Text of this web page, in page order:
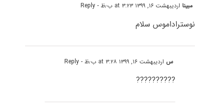
مبینااردیبهشت ۱۶, ۱۳۹۹ at ۳:۲۳ ب٫ظ - Reply
نوستراداموس سلام
س اردیبهشت ۱۶, ۱۳۹۹ at ۳:۲۸ ب٫ظ - Reply
??????????